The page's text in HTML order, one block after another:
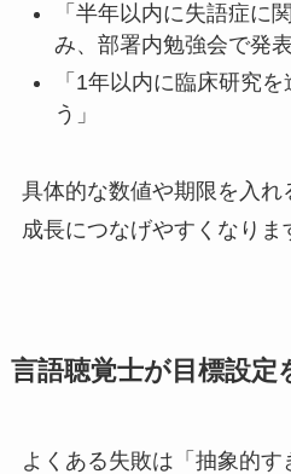
「半年以内に失語症に
み、部署内勉強会で発表
「1年以内に臨床研究
う」
具体的な数値や期限を入れ
成長につなげやすくなりま
言語聴覚士が目標設定
よくある失敗は「抽象的す